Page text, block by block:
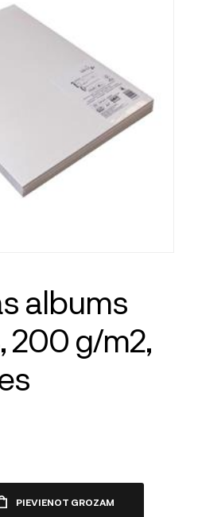
albums
200 g/m2,
PIEVIENOT GROZAM